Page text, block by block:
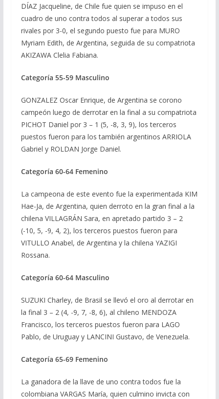
DÍAZ Jacqueline, de Chile fue quien se impuso en el
cuadro de uno contra todos al superar a todos sus
rivales por 3-0, el segundo puesto fue para MURO
Myriam Edith, de Argentina, seguida de su compatriota
AKIZAWA Clelia Fabiana.
Categoría 55-59 Masculino
GONZALEZ Oscar Enrique, de Argentina se corono
campeón luego de derrotar en la final a su compatriota
PICHOT Daniel por 3 – 1 (5, -8, 3, 9), los terceros
puestos fueron para los también argentinos ARRIOLA
Gabriel y ROLDAN Jorge Daniel.
Categoría 60-64 Femenino
La campeona de este evento fue la experimentada KIM
Hae-Ja, de Argentina, quien derroto en la gran final a la
chilena VILLAGRÁN Sara, en apretado partido 3 – 2
(-10, 5, -9, 4, 2), los terceros puestos fueron para
VITULLO Anabel, de Argentina y la chilena YAZIGI
Rossana.
Categoría 60-64 Masculino
SUZUKI Charley, de Brasil se llevó el oro al derrotar en
la final 3 – 2 (4, -9, 7, -8, 6), al chileno MENDOZA
Francisco, los terceros puestos fueron para LAGO
Pablo, de Uruguay y LANCINI Gustavo, de Venezuela.
Categoría 65-69 Femenino
La ganadora de la llave de uno contra todos fue la
colombiana VARGAS María, quien culmino invicta con